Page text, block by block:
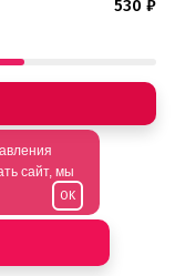
530 ₽
сайт, мы
OK